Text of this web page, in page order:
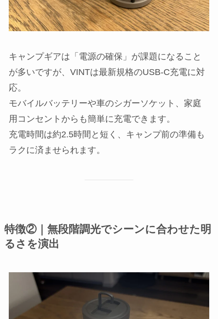
キャンプギアは「電源の確保」が課題になること
が多いですが、VINTは最新規格のUSB-C充電に対
応。
モバイルバッテリーや車のシガーソケット、家庭
用コンセントからも簡単に充電できます。
充電時間は約2.5時間と短く、キャンプ前の準備も
ラクに済ませられます。
特徴②｜無段階調光でシーンに合わせた明
るさを演出